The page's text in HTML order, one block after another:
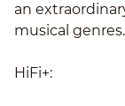
an
musical
HiFi+: